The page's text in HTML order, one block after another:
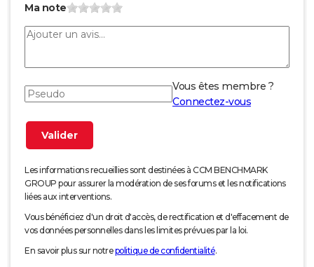
Ma note
Vous êtes membre ?
Connectez-vous
Les informations recueillies sont destinées à CCM BENCHMARK
GROUP pour assurer la modération de ses forums et les notifications
liées aux interventions.
Vous bénéficiez d'un droit d'accès, de rectification et d'effacement de
vos données personnelles dans les limites prévues par la loi.
En savoir plus sur notrepolitique de confidentialité.